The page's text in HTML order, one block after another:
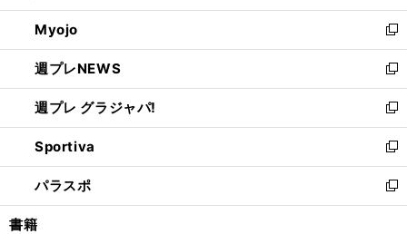
開
く
ウ
で
開
く
ン
ド
ウ
で
開
く
ウ
ィ
ン
ド
ウ
で
開
く
Myojo
新
し
い
ウ
ィ
ン
ド
ウ
で
開
週プレNEWS
新
し
い
ウ
ィ
ン
ド
ウ
週プレ グラジャパ!
新
し
い
ウ
ィ
ン
Sportiva
新
し
い
ウ
パラスポ
新
し
書籍